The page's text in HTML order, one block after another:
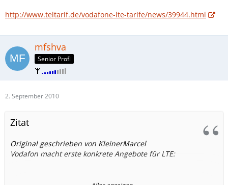
http://www.teltarif.de/vodafone-lte-tarife/news/39944.html
mfshva
Senior Profi
2. September 2010
Zitat
Original geschrieben von KleinerMarcel
Vodafon macht erste konkrete Angebote für LTE: